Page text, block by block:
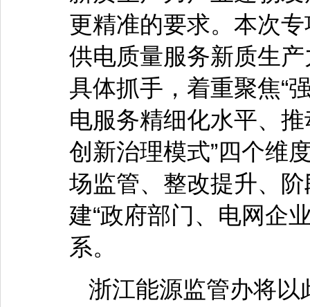
更精准的要求。本次
供电质量服务新质生
具体抓手，着重聚焦“
电服务精细化水平、
创新治理模式”四个维
场监管、整改提升、
建“政府部门、电网企
系。
浙江能源监管办将